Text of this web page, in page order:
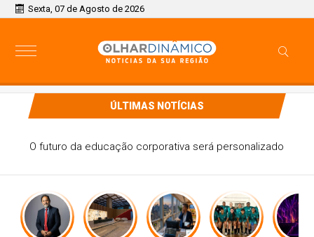
Sexta, 07 de Agosto de 2026
ÚLTIMAS NOTÍCIAS
Semop intensifica serviços de lavagem em feiras e
mercados de Vitória da Conquista